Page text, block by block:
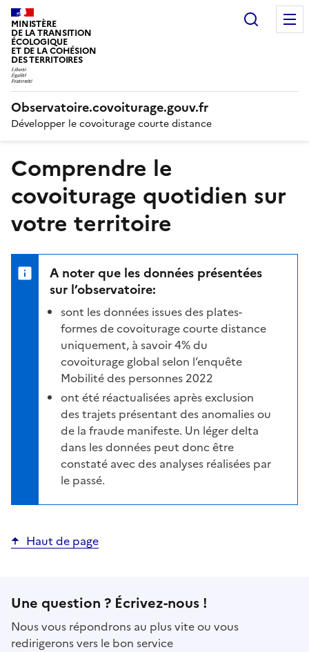
MINISTÈRE
DE LA TRANSITION
ÉCOLOGIQUE
ET DE LA COHÉSION
DES TERRITOIRES
Observatoire.covoiturage.gouv.fr
Développer le covoiturage courte distance
Comprendre le
covoiturage quotidien sur
votre territoire
A noter que les données présentées
sur l’observatoire:
sont les données issues des plates-
formes de covoiturage courte distance
uniquement, à savoir 4% du
covoiturage global selon l’enquête
Mobilité des personnes 2022
ont été réactualisées après exclusion
des trajets présentant des anomalies ou
de la fraude manifeste. Un léger delta
dans les données peut donc être
constaté avec des analyses réalisées par
le passé.
Haut de page
Une question ? Écrivez-nous !
Nous vous répondrons au plus vite ou vous
redirigerons vers le bon service